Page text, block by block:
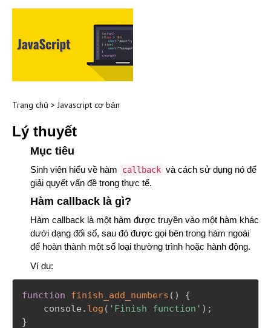
Trang chủ > Javascript cơ bản
Lý thuyết
Mục tiêu
Sinh viên hiểu về hàm callback và cách sử dụng nó để
giải quyết vấn đề trong thực tế.
Hàm callback là gì?
Hàm callback là một hàm được truyền vào một hàm khác
dưới dạng đối số, sau đó được gọi bên trong hàm ngoài
để hoàn thành một số loại thường trình hoặc hành động.
Ví dụ:
function finish_add_numbers ( )
{
	console
. log ( 'Finish function' ) ;
}